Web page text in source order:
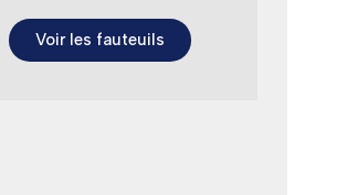
Voir les fauteuils